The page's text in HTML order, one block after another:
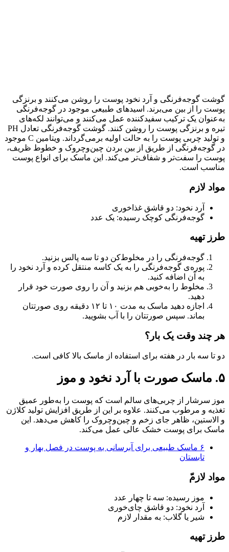
گوشت گوجه‌فرنگی و آرد نخود پوست را روشن می‌کنند و برنزگی
پوست را از بین می‌برند. اسیدهای طبیعی موجود در گوجه‌فرنگی
به‌عنوان یک ترکیب سفیدکننده عمل می‌کنند و می‌توانند لکه‌های
تیره و برنزگی پوست را روشن کنند. گوشت گوجه‌فرنگی تعادل PH
و تولید چربی پوست را به حالت اولیه برمی‌گرداند. ویتامین C موجود
در گوجه‌فرنگی از طریق از بین بردن چین‌وچروک و خطوط ظریف،
پوست را سفت‌تر و شفاف‌تر می‌کند. این ماسک برای انواع پوست
مناسب است.
مواد لازم
آرد نخود: دو قاشق غذاخوری
گوجه‌فرنگی کوچک رسیده: یک عدد
طرز تهیه
گوجه‌فرنگی را در مخلوط‌کن دو تا سه پالس بزنید.
پوره‌ی گوجه‌فرنگی را به یک کاسه منتقل کرده و آرد نخود را
به آن اضافه کنید.
مخلوط را به‌خوبی هم بزنید و آن را روی صورت خود قرار
دهید.
اجازه دهید ماسک به مدت ۱۰ تا ۱۲ دقیقه روی صورتتان
بماند. سپس صورتتان را با آب بشویید.
هر چند وقت یک بار؟
دو تا سه بار در هفته برای استفاده از ماسک بالا کافی است.
۵. ماسک صورت با آرد نخود و موز
موز سرشار از چربی‌های سالم است که پوست را به‌طور عمیق
تغذیه و مرطوب می‌کنند. علاوه بر این از طریق افزایش تولید کلاژن
و الاستین، ظاهر جای زخم و چین‌وچروک را کاهش می‌دهد. این
ماسک برای پوست خشک عالی عمل می‌کند.
۶ ماسک طبیعی برای آبرسانی به پوست در فصل بهار و
تابستان
مواد لازمّ
موز رسیده: سه تا چهار عدد
آرد نخود: دو قاشق چای‌خوری
شیر یا گلاب: به مقدار لازم
طرز تهیه